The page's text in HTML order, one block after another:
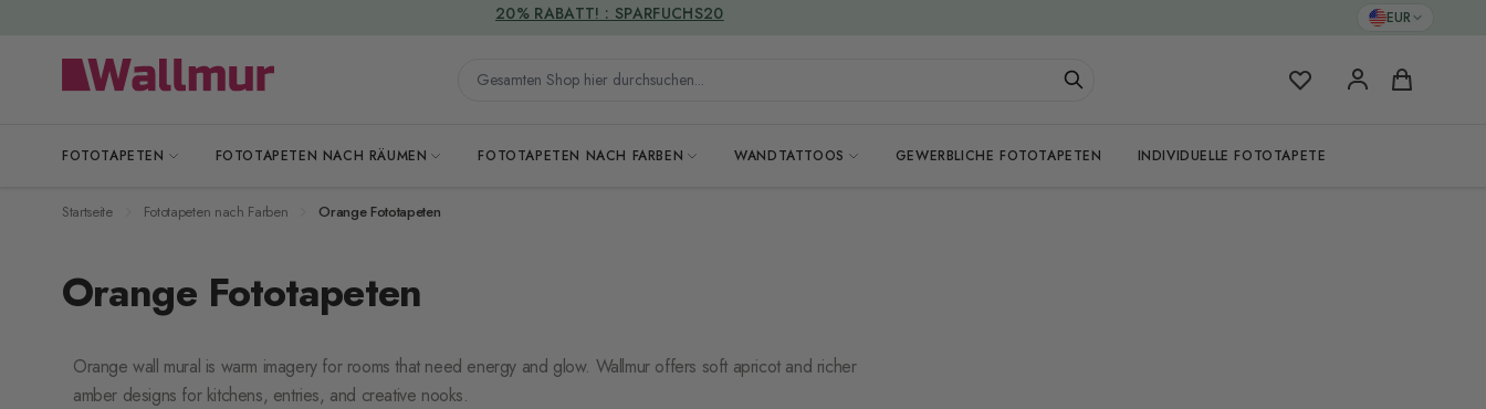
EUR
Gesamten Shop hier durchsuchen... Meine FavoritenWarenkorb
FOTOTAPETEN FOTOTAPETEN NACH RÄUMEN FOTOTAPETEN NACH FARBEN WANDTATTOOS GEWERBLICHE FOTOTAPETEN INDIVIDUELLE FOTOTAPETE
VERSANDKOSTENFREI
Startseite Fototapeten nach Farben Orange Fototapeten
Orange Fototapeten
Orange wall mural is warm imagery for rooms that need energy and glow. Wallmur offers soft apricot and richer
amber designs for kitchens, entries, and creative nooks.